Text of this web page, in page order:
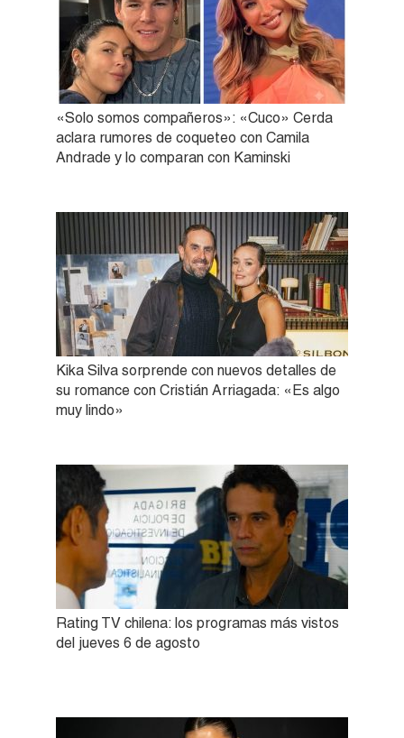
«Solo somos compañeros»: «Cuco» Cerda
aclara rumores de coqueteo con Camila
Andrade y lo comparan con Kaminski
Kika Silva sorprende con nuevos detalles de
su romance con Cristián Arriagada: «Es algo
muy lindo»
Rating TV chilena: los programas más vistos
del jueves 6 de agosto